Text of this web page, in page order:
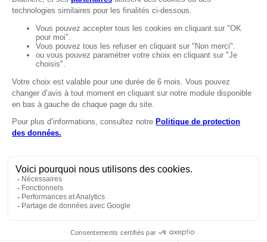
MENTIONS
Mentions légales
Protection des données
LignÉthique
Caractéristiques environnementales des